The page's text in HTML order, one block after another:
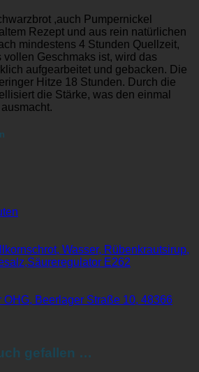
,auch Pumpernickel
Rezept und aus rein natürlichen
mindestens 4 Stunden Quellzeit,
Geschmaks ist, wird das
aufgearbeitet und gebacken. Die
Hitze 18 Stunden. Durch die
die Stärke, was den einmal
Wasser, Rübenkrautsirup,
E262
OHG, Beerlager Straße 10, 48366
gefallen …